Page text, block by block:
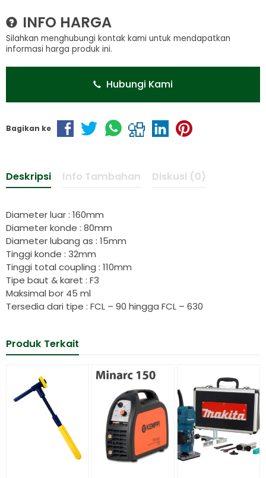
INFO HARGA
Silahkan menghubungi kontak kami untuk mendapatkan
informasi harga produk ini.
Hubungi Kami
Bagikan ke
Deskripsi Info Tambahan Diskusi (0)
Diameter luar : 160mm
Diameter konde : 80mm
Diameter lubang as : 15mm
Tinggi konde : 32mm
Tinggi total coupling : 110mm
Tipe baut & karet : F3
Maksimal bor 45 ml
Tersedia dari tipe : FCL – 90 hingga FCL – 630
Produk Terkait